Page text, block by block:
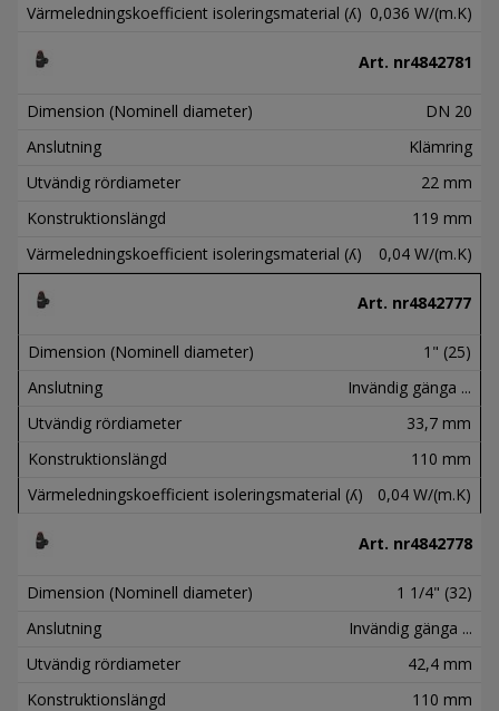
Värmeledningskoefficient isoleringsmaterial (ʎ) 0,036 W/(m.K)
Art. nr4842781
Dimension (Nominell diameter)
DN 20
Anslutning
Klämring
Utvändig rördiameter
22 mm
Konstruktionslängd
119 mm
Värmeledningskoefficient isoleringsmaterial (ʎ)
0,04 W/(m.K)
Art. nr4842777
Dimension (Nominell diameter)
1" (25)
Anslutning
Invändig gänga ...
Utvändig rördiameter
33,7 mm
Konstruktionslängd
110 mm
Värmeledningskoefficient isoleringsmaterial (ʎ)
0,04 W/(m.K)
Art. nr4842778
Dimension (Nominell diameter)
1 1/4" (32)
Anslutning
Invändig gänga ...
Utvändig rördiameter
42,4 mm
Konstruktionslängd
110 mm